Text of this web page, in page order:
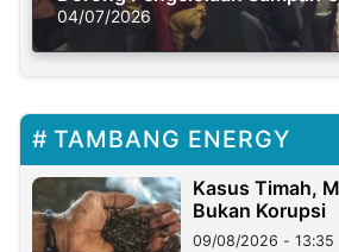
Solusi Krisis Iklim
04/07/2026
TAMBANG ENERGY
Kasus Timah,
Bukan Korupsi
09/08/2026 - 13:35